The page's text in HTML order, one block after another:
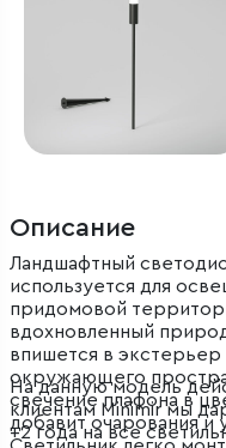
Описание
Ландшафтный
используется для
придомовой
вдохновленный
впишется в
окружающего
свечение плафона в
добавит очарования и
На данную модель
клиентам Minimir мы
+2 года на все